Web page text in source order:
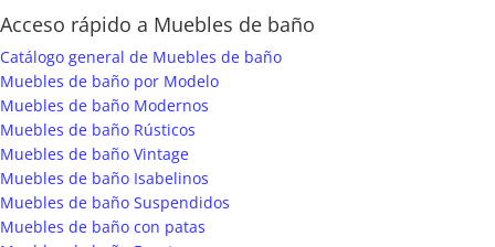
Acceso rápido a Muebles de baño
Catálogo general de Muebles de baño
Muebles de baño por Modelo
Muebles de baño Modernos
Muebles de baño Rústicos
Muebles de baño Vintage
Muebles de baño Isabelinos
Muebles de baño Suspendidos
Muebles de baño con patas